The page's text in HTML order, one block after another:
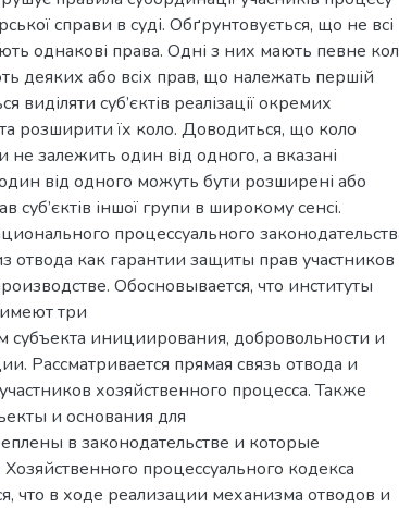
справи в суді. Обґрунтовується, що не всі
однакові права. Одні з них мають певне
деяких або всіх прав, що належать першій
виділяти суб’єктів реалізації окремих
розширити їх коло. Доводиться, що коло
не залежить один від одного, а вказані
від одного можуть бути розширені або
суб’єктів іншої групи в широкому сенсі.
процессуального
отвода как гарантии защиты прав участников
Обосновывается, что институты
три
субъекта инициирования, добровольности и
Рассматривается прямая связь отвода и
хозяйственного процесса. Также
и основания для
в законодательстве и которые
процессуального кодекса
что в ходе реализации механизма отводов и